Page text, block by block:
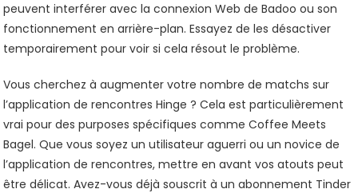
peuvent interférer avec la connexion Web de Badoo ou son
fonctionnement en arrière-plan. Essayez de les désactiver
temporairement pour voir si cela résout le problème.
Vous cherchez à augmenter votre nombre de matchs sur
l’application de rencontres Hinge ? Cela est particulièrement
vrai pour des purposes spécifiques comme Coffee Meets
Bagel. Que vous soyez un utilisateur aguerri ou un novice de
l’application de rencontres, mettre en avant vos atouts peut
être délicat. Avez-vous déjà souscrit à un abonnement Tinder